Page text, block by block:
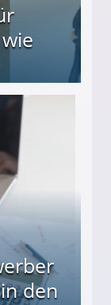
den